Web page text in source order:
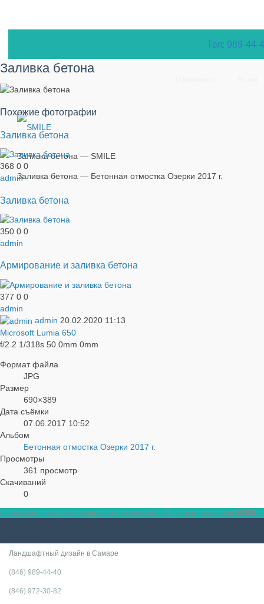
Тел: 989-44-
Заливка бетона — SMILE
Заливка бетона — Бетонная отмостка Озерки 2017 г.
Заливка бетона
Похожие фотографии
Заливка бетона
368 0 0
admin
Заливка бетона
350 0 0
admin
Армирование и заливка бетона
377 0 0
admin
admin 20.02.2020 11:13
Microsoft Lumia 650
f/2.2 1/318s 50 0mm 0mm
Формат файла
JPG
Размер
690×389
Дата съёмки
07.06.2017 10:52
Альбом
Бетонная отмостка Озерки 2017 г.
Просмотры
361 просмотр
Скачиваний
0
Ландшафтно-строительные услуги в самарской области от компании SMILE -
Ландшафтный дизайн в Самаре
(846) 989-44-40
(846) 972-30-82